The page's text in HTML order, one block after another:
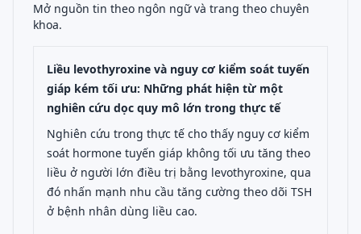
Mở nguồn tin theo ngôn ngữ và trang theo chuyên
khoa.
Liều levothyroxine và nguy cơ kiểm soát tuyến
giáp kém tối ưu: Những phát hiện từ một
nghiên cứu dọc quy mô lớn trong thực tế
Nghiên cứu trong thực tế cho thấy nguy cơ kiểm
soát hormone tuyến giáp không tối ưu tăng theo
liều ở người lớn điều trị bằng levothyroxine, qua
đó nhấn mạnh nhu cầu tăng cường theo dõi TSH
ở bệnh nhân dùng liều cao.